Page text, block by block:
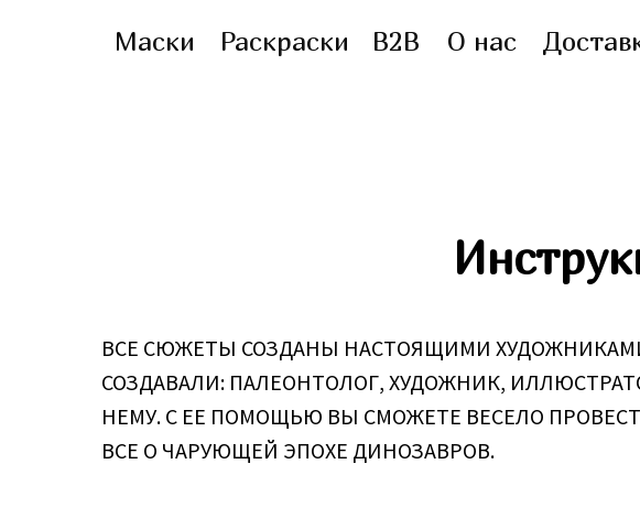
Маски Раскраски B2B О нас
ВСЕ СЮЖЕТЫ СОЗДАНЫ НАСТОЯЩИМИ
СОЗДАВАЛИ: ПАЛЕОНТОЛОГ, ХУДОЖНИК,
НЕМУ. С ЕЕ ПОМОЩЬЮ ВЫ СМОЖЕТЕ ВЕСЕЛО
ВСЕ О ЧАРУЮЩЕЙ ЭПОХЕ ДИНОЗАВРОВ.